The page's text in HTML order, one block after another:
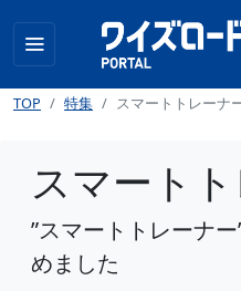
TOP 特集 スマートトレーナ
スマート
”スマートトレーナ
めました